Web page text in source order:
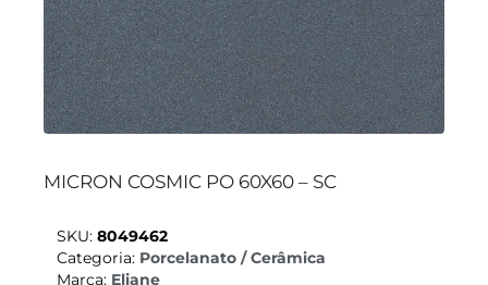
MICRON COSMIC PO 60X60 – SC
SKU: 8049462
Categoria: Porcelanato / Cerâmica
Marca: Eliane